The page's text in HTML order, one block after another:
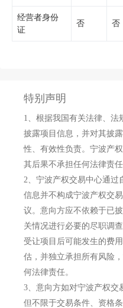
经营者身份
证
否 否
特别声明
1、 根据我国有关法律、法
披露项目信息，并对其披
性、有效性负责。宁波产
其后果不承担任何法律责任
2、 宁波产权交易中心通过
信息并不构成宁波产权交
议。意向方应不依赖于已
关情况进行必要的尽职调
受让项目后可能发生的费
估，并独立承担所有风险
何法律责任。
3、 意向方如对宁波产权交
但不限于交易条件、资格